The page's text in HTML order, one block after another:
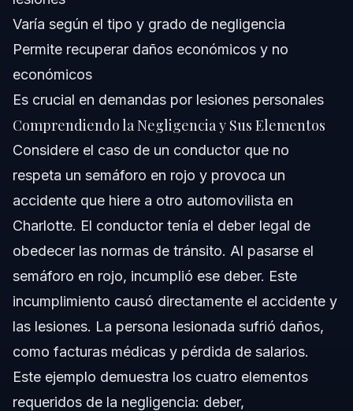
reclamación?
¿Pueden las reclamaciones por negligencia incluir
Norte?
Fuentes y Referencias
Varía según el tipo y grado de negligencia
Permite recuperar daños económicos y no
económicos
Es crucial en demandas por lesiones personales
Comprendiendo la Negligencia y Sus Elementos
Considere el caso de un conductor que no
respeta un semáforo en rojo y provoca un
accidente que hiere a otro automovilista en
Charlotte. El conductor tenía el deber legal de
obedecer las normas de tránsito. Al pasarse el
semáforo en rojo, incumplió ese deber. Este
incumplimiento causó directamente el accidente y
las lesiones. La persona lesionada sufrió daños,
como facturas médicas y pérdida de salarios.
Este ejemplo demuestra los cuatro elementos
requeridos de la negligencia: deber,